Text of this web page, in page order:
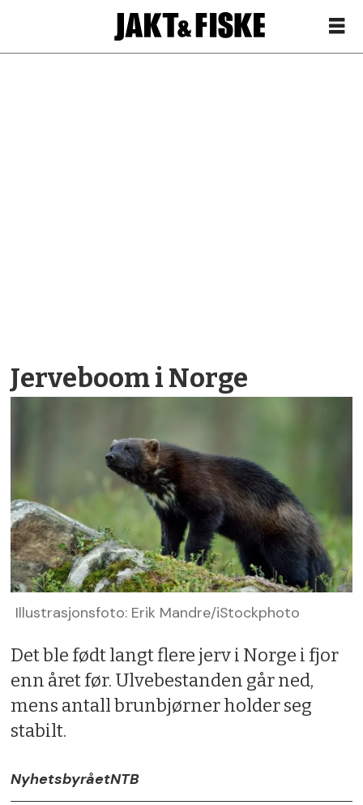
Jerveboom i Norge
Illustrasjonsfoto: Erik Mandre/iStockphoto
Det ble født langt flere jerv i Norge i fjor
enn året før. Ulvebestanden går ned,
mens antall brunbjørner holder seg
stabilt.
NyhetsbyråetNTB